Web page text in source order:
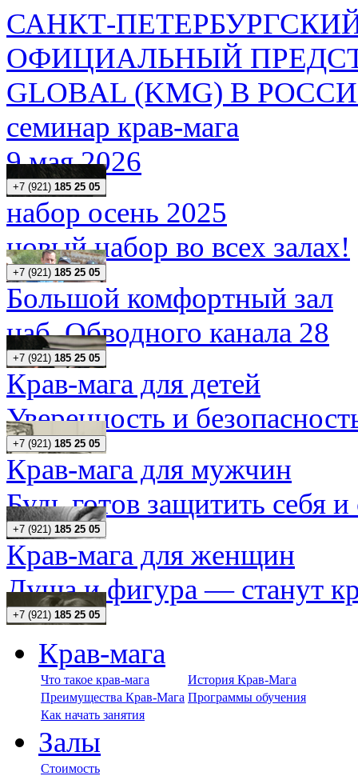
САНКТ-
ОФИЦИАЛЬНЫЙ
GLOBAL (KMG) В
семинар крав-мага
9 мая 2026
+7 (921) 185 25 05
набор осень 2025
новый набор во всех залах!
+7 (921) 185 25 05
Большой комфортный зал
наб. Обводного канала 28
+7 (921) 185 25 05
Крав-мага для детей
Уверенность и
+7 (921) 185 25 05
Крав-мага для мужчин
Будь готов защитить себя
+7 (921) 185 25 05
Крав-мага для женщин
Душа и фигура — станут
+7 (921) 185 25 05
Крав-мага
Что такое крав-мага
История Крав-Мага
Преимущества Крав-Мага Программы обучения
Как начать занятия
Залы
Стоимость